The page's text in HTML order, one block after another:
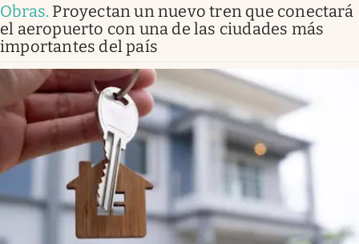
Obras. Proyectan un nuevo tren que conectará
el aeropuerto con una de las ciudades más
importantes del país